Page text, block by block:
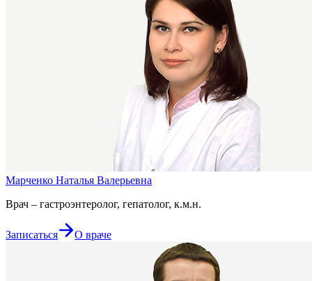
Марченко Наталья Валерьевна
Врач – гастроэнтеролог, гепатолог, к.м.н.
Записаться О враче